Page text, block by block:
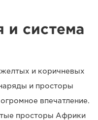
и система
и коричневых
и просторы
впечатление.
просторы Африки